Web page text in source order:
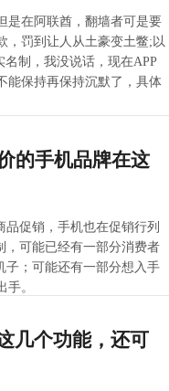
是在阿联酋，翻墙者可是要
，罚到让人从土豪变土鳖;以
制，我没说话，现在APP
能保持再保持沉默了，具体
2021-02-21 11:02:04
的手机品牌在这
品促销，手机也在促销行列
，可能已经有一部分消费者
子；可能还有一部分想入手
手。
2021-02-21 10:02:37
几个功能，还可